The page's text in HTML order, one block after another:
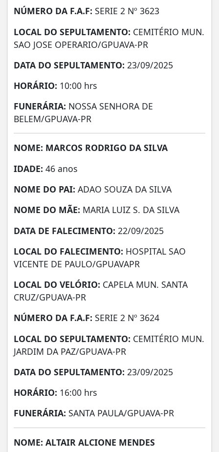
NÚMERO DA F.A.F: SERIE 2 Nº 3623
LOCAL DO SEPULTAMENTO: CEMITÉRIO MUN.
SAO JOSE OPERARIO/GPUAVA-PR
DATA DO SEPULTAMENTO: 23/09/2025
HORÁRIO: 10:00 hrs
FUNERÁRIA: NOSSA SENHORA DE
BELEM/GPUAVA-PR
NOME: MARCOS RODRIGO DA SILVA
IDADE: 46 anos
NOME DO PAI: ADAO SOUZA DA SILVA
NOME DO MÃE: MARIA LUIZ S. DA SILVA
DATA DE FALECIMENTO: 22/09/2025
LOCAL DO FALECIMENTO: HOSPITAL SAO
VICENTE DE PAULO/GPUAVAPR
LOCAL DO VELÓRIO: CAPELA MUN. SANTA
CRUZ/GPUAVA-PR
NÚMERO DA F.A.F: SERIE 2 Nº 3624
LOCAL DO SEPULTAMENTO: CEMITÉRIO MUN.
JARDIM DA PAZ/GPUAVA-PR
DATA DO SEPULTAMENTO: 23/09/2025
HORÁRIO: 16:00 hrs
FUNERÁRIA: SANTA PAULA/GPUAVA-PR
NOME: ALTAIR ALCIONE MENDES